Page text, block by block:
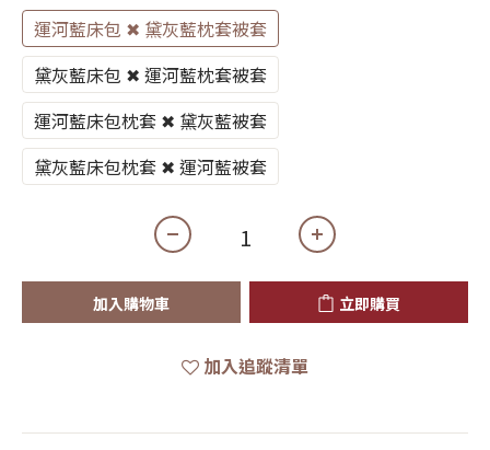
運河藍床包 ✖ 黛灰藍枕套被套
黛灰藍床包 ✖ 運河藍枕套被套
運河藍床包枕套 ✖ 黛灰藍被套
黛灰藍床包枕套 ✖ 運河藍被套
加入購物車 立即購買
加入追蹤清單